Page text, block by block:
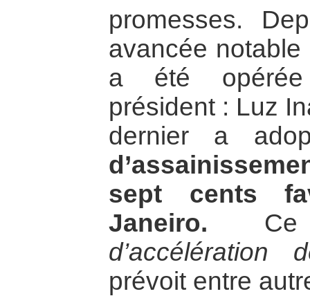
promesses.
avancée
a été
président : Luz
dernier a
sept cents
Janeiro.
prévoit entre